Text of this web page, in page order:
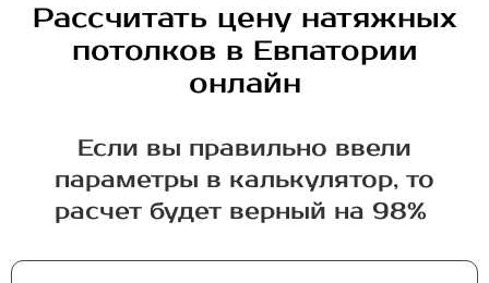
Рассчитать цену натяжных
потолков в Евпатории
онлайн
Если вы правильно ввели
параметры в калькулятор, то
расчет будет верный на 98%